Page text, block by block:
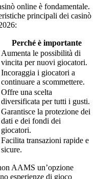
online è fondamentale.
principali dei casinò
Perché è importante
Aumenta le possibilità di
vincita per nuovi giocatori.
Incoraggia i giocatori a
continuare a scommettere.
Offre una scelta
diversificata per tutti i gusti.
Garantisce la protezione dei
dati e dei fondi dei
giocatori.
Facilita transazioni rapide e
sicure.
AAMS un’opzione
esperienze di gioco